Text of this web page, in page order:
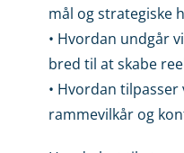
mål og strategiske
• Hvordan undgår
bred til at skabe
• Hvordan
rammevilkår og